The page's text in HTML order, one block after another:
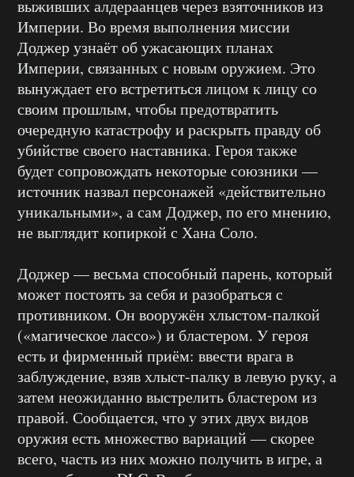
выживших алдераанцев через взяточников из
Империи. Во время выполнения миссии
Доджер узнаёт об ужасающих планах
Империи, связанных с новым оружием. Это
вынуждает его встретиться лицом к лицу со
своим прошлым, чтобы предотвратить
очередную катастрофу и раскрыть правду об
убийстве своего наставника. Героя также
будет сопровождать некоторые союзники —
источник назвал персонажей «действительно
уникальными», а сам Доджер, по его мнению,
не выглядит копиркой с Хана Соло.
Доджер — весьма способный парень, который
может постоять за себя и разобраться с
противником. Он вооружён хлыстом-палкой
(«магическое лассо») и бластером. У героя
есть и фирменный приём: ввести врага в
заблуждение, взяв хлыст-палку в левую руку, а
затем неожиданно выстрелить бластером из
правой. Сообщается, что у этих двух видов
оружия есть множество вариаций — скорее
всего, часть из них можно получить в игре, а